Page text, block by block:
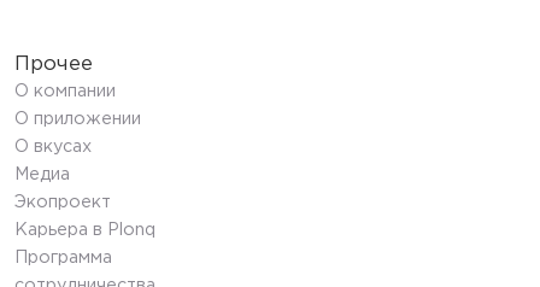
Прочее
О компании
О приложении
О вкусах
Медиа
Экопроект
Карьера в Plonq
Программа